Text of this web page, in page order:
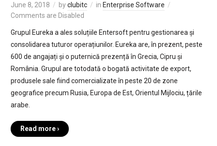
June 8, 2018 byclubitc in Enterprise Software
Comments are Disabled
Grupul Eureka a ales soluțiile Entersoft pentru gestionarea și
consolidarea tuturor operațiunilor. Eureka are, în prezent, peste
600 de angajați și o puternică prezență în Grecia, Cipru și
România. Grupul are totodată o bogată activitate de export,
produsele sale fiind comercializate în peste 20 de zone
geografice precum Rusia, Europa de Est, Orientul Mijlociu, țările
arabe.
Read more ›